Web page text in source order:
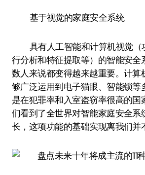
基于视觉的家庭安全系统
具有人工智能和计算机视觉（
行分析和特征提取等）的智能安全
数人来说都变得越来越重要。计算
够广泛运用到电子猫眼、智能锁等
是在犯罪率和入室盗窃率很高的国
们看到了全世界对智能家庭安全系
长，这项功能的基础实现离我们并